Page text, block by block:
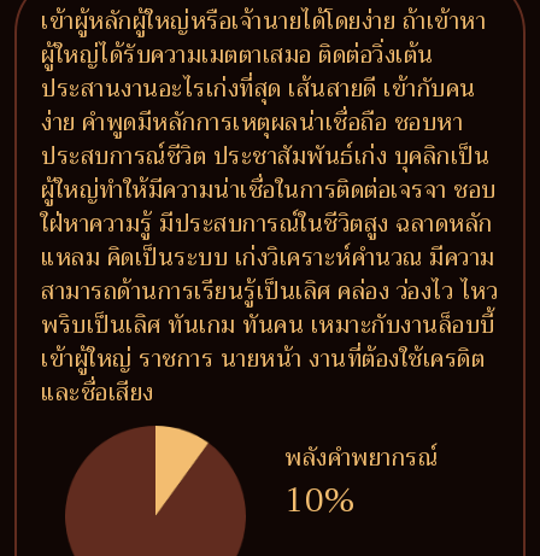
เข้าผู้หลักผู้ใหญ่หรือเจ้านายได้โดยง่าย ถ้าเข้าหา
ผู้ใหญ่ได้รับความเมตตาเสมอ ติดต่อวิ่งเต้น
ประสานงานอะไรเก่งที่สุด เส้นสายดี เข้ากับคน
ง่าย คำพูดมีหลักการเหตุผลน่าเชื่อถือ ชอบหา
ประสบการณ์ชีวิต ประชาสัมพันธ์เก่ง บุคลิกเป็น
ผู้ใหญ่ทำให้มีความน่าเชื่อในการติดต่อเจรจา ชอบ
ใฝ่หาความรู้ มีประสบการณ์ในชีวิตสูง ฉลาดหลัก
แหลม คิดเป็นระบบ เก่งวิเคราะห์คำนวณ มีความ
สามารถด้านการเรียนรู้เป็นเลิศ คล่อง ว่องไว ไหว
พริบเป็นเลิศ ทันเกม ทันคน เหมาะกับงานล็อบบี้
เข้าผู้ใหญ่ ราชการ นายหน้า งานที่ต้องใช้เครดิต
และชื่อเสียง
พลังคำพยากรณ์
10%